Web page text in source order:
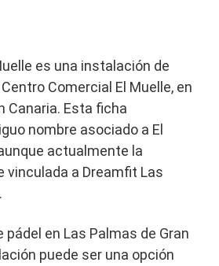
es una instalación de
Comercial El Muelle, en
Canaria. Esta ficha
nombre asociado a El
actualmente la
vinculada a Dreamfit Las
en Las Palmas de Gran
puede ser una opción